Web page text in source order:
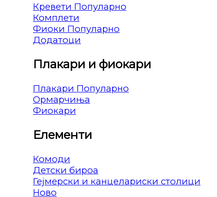
Кревети
Комплети
Фиоки
Додатоци
Плакари и фиокари
Плакари
Ормарчиња
Фиокари
Елементи
Комоди
Детски бироа
Гејмерски и канцелариски столици